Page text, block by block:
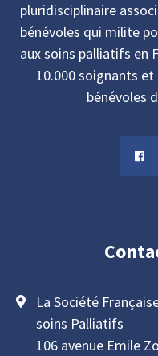
pluridisciplinaire
bénévoles qui milite
aux soins palliatifs en
10.000 soignants
bénévoles
La Société
soins Palliatifs
106 avenue Emile